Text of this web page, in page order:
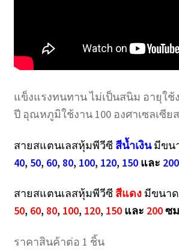
แข็งแรงทนทาน ไม่เป็นสนิม อายุใช้
ปี อุณหภูมิใช้งาน 100 องศาเซลเซีย
สายสแตนเลสหุ้มพีวีซี สีน้ำเงินมีขน
40, 50, 60, 80, 100, 120, 150 และ 200
สายสแตนเลสหุ้มพีวีซี สีแดงมีขนาด
50, 60, 80, 100, 120, 150 และ 200ซ
ราคาสินค้าต่อ 1 ชิ้น